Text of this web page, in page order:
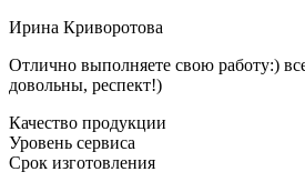
Ирина Криворотова
Отлично выполняете свою работу:)
довольны, респект!)
Качество продукции
Уровень сервиса
Срок изготовления